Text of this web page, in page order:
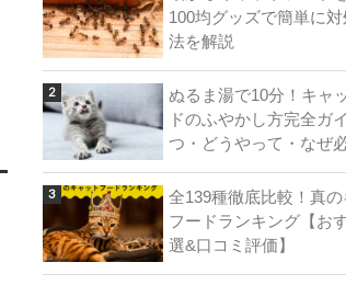
100均グッズで簡単に
法を解説
ぬるま湯で10分！キャ
ドのふやかし方完全ガ
つ・どうやって・なぜ
全139種徹底比較！真の
フードランキング【お
選&口コミ評価】